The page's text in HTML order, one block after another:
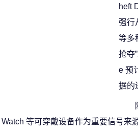
heft
强行
等多
抢夺
e 预
据的
等可穿戴设备作为重要信号来